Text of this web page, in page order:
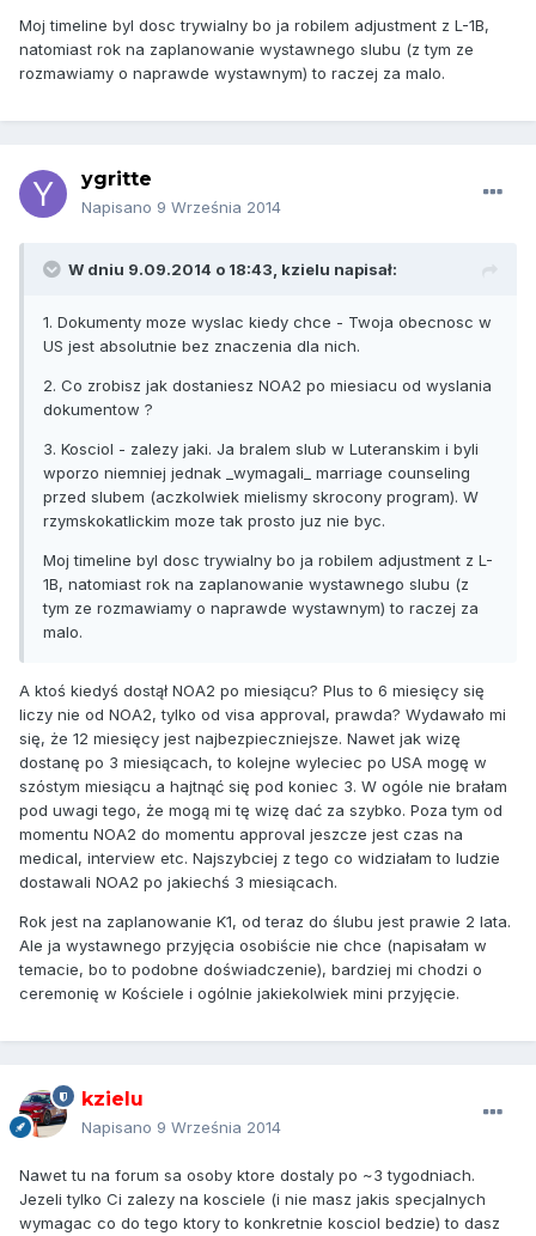
Moj timeline byl dosc trywialny bo ja robilem adjustment z L-1B,
natomiast rok na zaplanowanie wystawnego slubu (z tym ze
rozmawiamy o naprawde wystawnym) to raczej za malo.
ygritte
Napisano 9 Września 2014
W dniu 9.09.2014 o 18:43, kzielu napisał:
1. Dokumenty moze wyslac kiedy chce - Twoja obecnosc w
US jest absolutnie bez znaczenia dla nich.
2. Co zrobisz jak dostaniesz NOA2 po miesiacu od wyslania
dokumentow ?
3. Kosciol - zalezy jaki. Ja bralem slub w Luteranskim i byli
wporzo niemniej jednak _wymagali_ marriage counseling
przed slubem (aczkolwiek mielismy skrocony program). W
rzymskokatlickim moze tak prosto juz nie byc.
Moj timeline byl dosc trywialny bo ja robilem adjustment z L-
1B, natomiast rok na zaplanowanie wystawnego slubu (z
tym ze rozmawiamy o naprawde wystawnym) to raczej za
malo.
A ktoś kiedyś dostął NOA2 po miesiącu? Plus to 6 miesięcy się
liczy nie od NOA2, tylko od visa approval, prawda? Wydawało mi
się, że 12 miesięcy jest najbezpieczniejsze. Nawet jak wizę
dostanę po 3 miesiącach, to kolejne wyleciec po USA mogę w
szóstym miesiącu a hajtnąć się pod koniec 3. W ogóle nie brałam
pod uwagi tego, że mogą mi tę wizę dać za szybko. Poza tym od
momentu NOA2 do momentu approval jeszcze jest czas na
medical, interview etc. Najszybciej z tego co widziałam to ludzie
dostawali NOA2 po jakiechś 3 miesiącach.
Rok jest na zaplanowanie K1, od teraz do ślubu jest prawie 2 lata.
Ale ja wystawnego przyjęcia osobiście nie chce (napisałam w
temacie, bo to podobne doświadczenie), bardziej mi chodzi o
ceremonię w Kościele i ogólnie jakiekolwiek mini przyjęcie.
kzielu
Napisano 9 Września 2014
Nawet tu na forum sa osoby ktore dostaly po ~3 tygodniach.
Jezeli tylko Ci zalezy na kosciele (i nie masz jakis specjalnych
wymagac co do tego ktory to konkretnie kosciol bedzie) to dasz